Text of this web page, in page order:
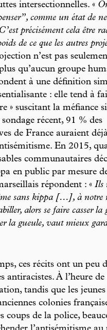
intersectionnelles. «
comme un état de
C’est précisément cela être
de ce que les autres
n’est pas
qu’aucun groupe
à une définition
: elle tend à
» suscitant la méfiance
récent, 91 % des
de France auraient
En 2015,
communautaires
en public par mesure
répondent : « Ils
sans kippa […], à notre
alors se faire casser la
la gueule, vaut mieux
ces récits ont un peu
antiracistes. À l’heure de
tandis que les jeunes
colonies
coups de la police,